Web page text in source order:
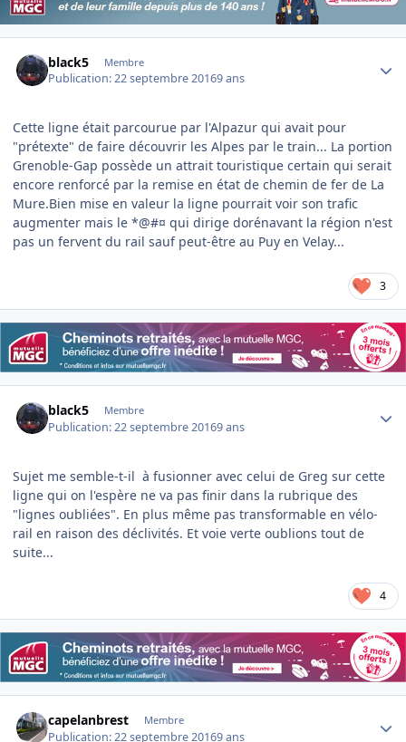
black5 Membre
Publication:22 septembre 20169 ans
Cette ligne était parcourue par l'Alpazur qui avait pour
"prétexte" de faire découvrir les Alpes par le train... La portion
Grenoble-Gap possède un attrait touristique certain qui serait
encore renforcé par la remise en état de chemin de fer de La
Mure.Bien mise en valeur la ligne pourrait voir son trafic
augmenter mais le *@#¤ qui dirige dorénavant la région n'est
pas un fervent du rail sauf peut-être au Puy en Velay...
3
black5 Membre
Publication:22 septembre 20169 ans
Sujet me semble-t-il à fusionner avec celui de Greg sur cette
ligne qui on l'espère ne va pas finir dans la rubrique des
"lignes oubliées". En plus même pas transformable en vélo-
rail en raison des déclivités. Et voie verte oublions tout de
suite...
4
capelanbrest Membre
Publication:22 septembre 20169 ans